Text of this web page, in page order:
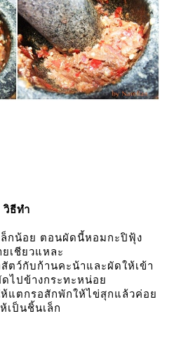
วิธีทำ
ล็กน้อย ตอนผัดนี้หอมกะปิฟุ้ง
ยเชียวแหละ
ตว์กับก้านคะน้าและผัดให้เข้า
ดไปข้างกระทะหน่อ
ห้แตกรอสักพักให้ไข่สุกแล้วค่อ
เป็นชิ้นเล็ก